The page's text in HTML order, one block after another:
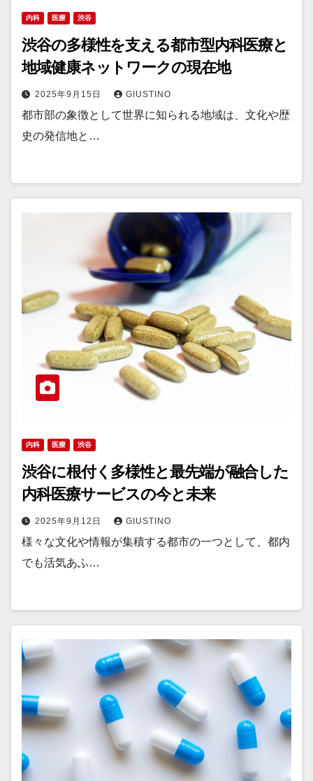
内科 医療 渋谷
渋谷の多様性を支える都市型内科医療と
地域健康ネットワークの現在地
2025年9月15日 GIUSTINO
都市部の象徴として世界に知られる地域は、文化や歴
史の発信地と…
内科 医療 渋谷
渋谷に根付く多様性と最先端が融合した
内科医療サービスの今と未来
2025年9月12日 GIUSTINO
様々な文化や情報が集積する都市の一つとして、都内
でも活気あふ…